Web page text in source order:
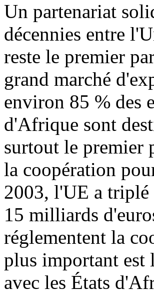
Un partenariat
décennies entre
reste le premier
grand marché
environ 85 % des
d'Afrique sont
surtout le premier
la coopération
2003, l'UE a triplé
15 milliards
réglementent la
plus important est
avec les États